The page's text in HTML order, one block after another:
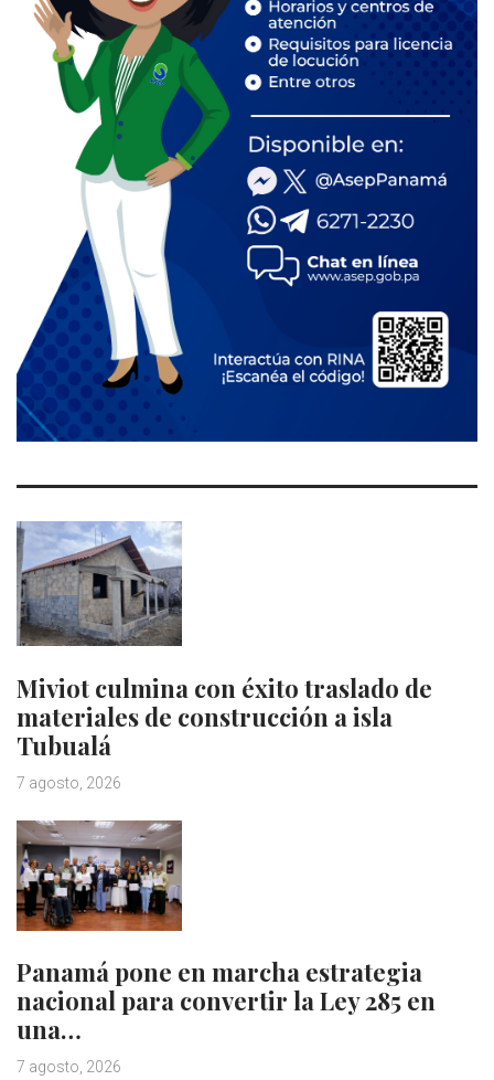
Miviot culmina con éxito traslado de
materiales de construcción a isla
Tubualá
7 agosto, 2026
Panamá pone en marcha estrategia
nacional para convertir la Ley 285 en
una…
7 agosto, 2026